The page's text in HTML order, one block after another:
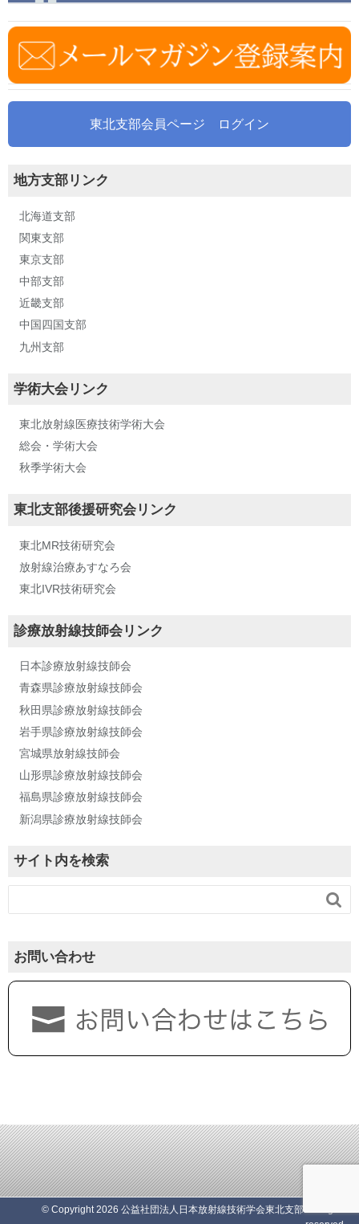
東北支部会員ページ ログイン
地方支部リンク
北海道支部
関東支部
東京支部
中部支部
近畿支部
中国四国支部
九州支部
学術大会リンク
東北放射線医療技術学術大会
総会・学術大会
秋季学術大会
東北支部後援研究会リンク
東北MR技術研究会
放射線治療あすなろ会
東北IVR技術研究会
診療放射線技師会リンク
日本診療放射線技師会
青森県診療放射線技師会
秋田県診療放射線技師会
岩手県診療放射線技師会
宮城県放射線技師会
山形県診療放射線技師会
福島県診療放射線技師会
新潟県診療放射線技師会
サイト内を検索

お問い合わせ
© Copyright 2026 公益社団法人日本放射線技術学会東北支部. All rights